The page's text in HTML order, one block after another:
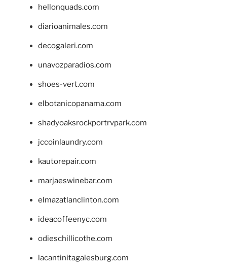
hellonquads.com
diarioanimales.com
decogaleri.com
unavozparadios.com
shoes-vert.com
elbotanicopanama.com
shadyoaksrockportrvpark.com
jccoinlaundry.com
kautorepair.com
marjaeswinebar.com
elmazatlanclinton.com
ideacoffeenyc.com
odieschillicothe.com
lacantinitagalesburg.com